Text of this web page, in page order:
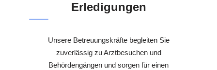
Erledigungen
Unsere Betreuungskräfte begleiten Sie
zuverlässig zu Arztbesuchen und
Behördengängen und sorgen für einen